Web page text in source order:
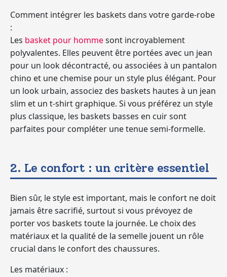
Comment intégrer les baskets dans votre garde-robe
:
Les basket pour hommesont incroyablement
polyvalentes. Elles peuvent être portées avec un jean
pour un look décontracté, ou associées à un pantalon
chino et une chemise pour un style plus élégant. Pour
un look urbain, associez des baskets hautes à un jean
slim et un t-shirt graphique. Si vous préférez un style
plus classique, les baskets basses en cuir sont
parfaites pour compléter une tenue semi-formelle.
2. Le confort : un critère essentiel
Bien sûr, le style est important, mais le confort ne doit
jamais être sacrifié, surtout si vous prévoyez de
porter vos baskets toute la journée. Le choix des
matériaux et la qualité de la semelle jouent un rôle
crucial dans le confort des chaussures.
Les matériaux :